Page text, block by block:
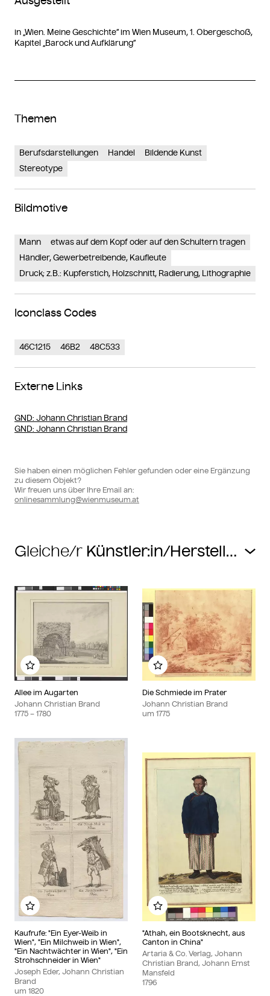
in „Wien. Meine Geschichte“ im Wien Museum, 1. Obergeschoß,
Kapitel „Barock und Aufklärung“
Themen
Berufsdarstellungen Handel
Bildende Kunst
Stereotype
Bildmotive
Mann
etwas auf dem Kopf oder auf den Schultern tragen
Händler, Gewerbetreibende, Kaufleute
Druck; z.B.: Kupferstich, Holzschnitt, Radierung, Lithographie
Iconclass Codes
46C1215 46B2 48C533
Externe Links
GND: Johann Christian Brand
GND: Johann Christian Brand
Sie haben einen möglichen Fehler gefunden oder eine Ergänzung
zu diesem Objekt?
Wir freuen uns über Ihre Email an:
onlinesammlung@wienmuseum.at
Gleiche/r
Allee im Augarten
Johann Christian Brand
1775 – 1780
Zu meinem Album hinzufügen
Die Schmiede im Prater
Johann Christian Brand
um 1775
Zu meinem Album
Kaufrufe: "Ein Eyer-Weib in
Wien", "Ein Milchweib in Wien",
"Ein Nachtwächter in Wien", "Ein
Strohschneider in Wien"
Joseph Eder, Johann Christian
Brand
um 1820
Zu meinem Album hinzufügen
"Athah, ein Bootsknecht, aus
Canton in China"
Artaria & Co. Verlag, Johann
Christian Brand, Johann Ernst
Mansfeld
1796
Zu meinem Album